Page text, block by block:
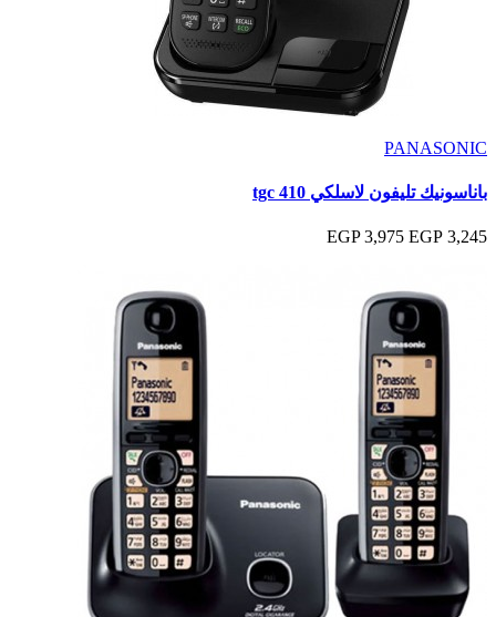
PANASONIC
باناسونيك تليفون لاسلكي tgc 410
3,245 EGP
3,975 EGP